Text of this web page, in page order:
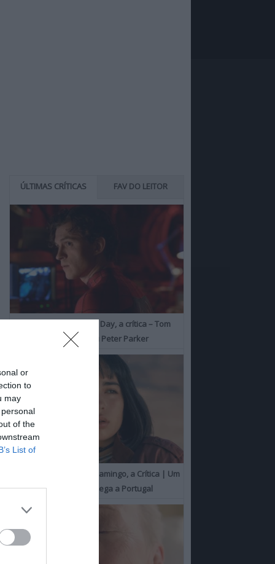
or
to
may
of the
List of
ÚLTIMAS CRÍTICAS FAV DO LEITOR
Spider-Man: Brand New Day, a crítica – Tom
Holland consolida o seu Peter Parker
O Misterioso Olhar do Flamingo, a Crítica | Um
Campeão de Cannes chega a Portugal